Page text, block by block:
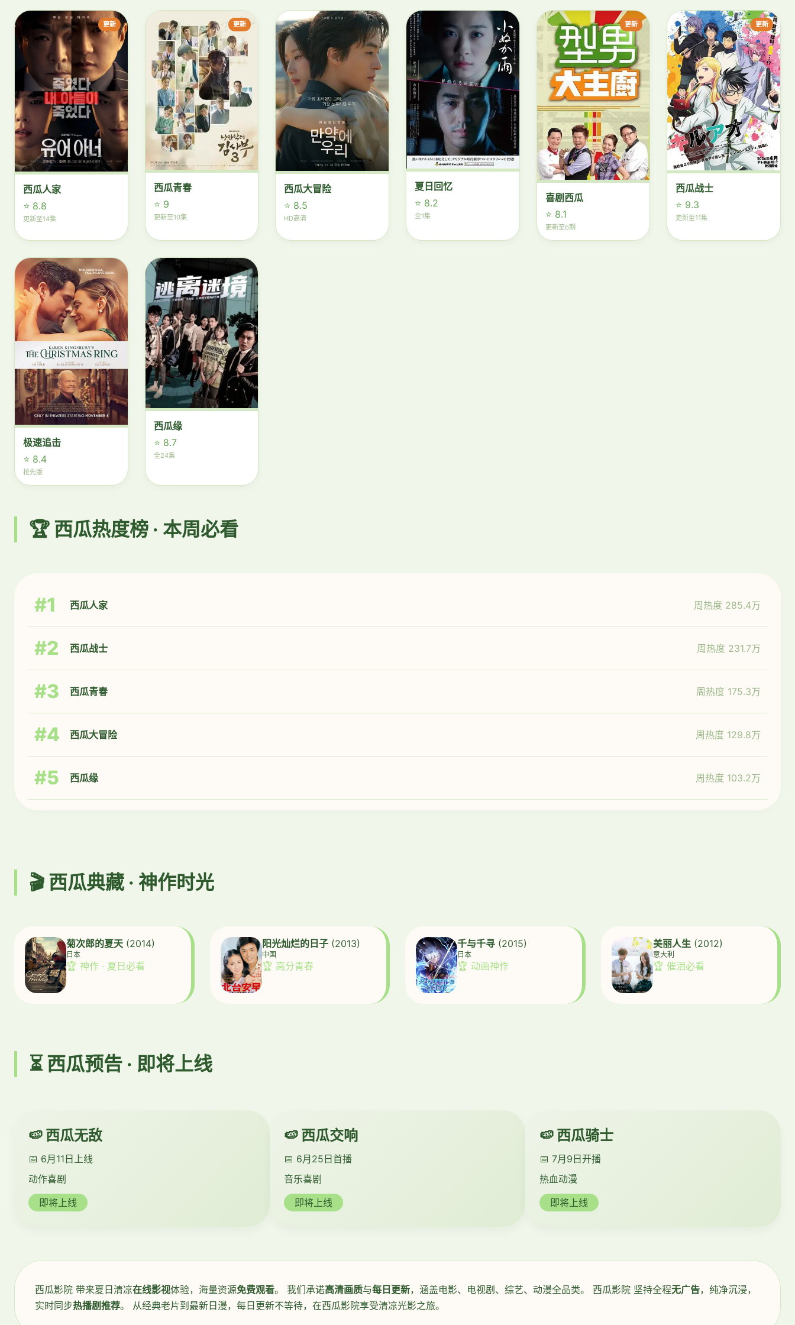
更新
西瓜人家
⭐ 8.8
更新至14集
更新
西瓜青春
⭐ 9
更新至10集
西瓜大冒险
⭐ 8.5
HD高清
夏日回忆
⭐ 8.2
全1集
更新
喜剧西瓜
⭐ 8.1
更新至6期
更新
西瓜战士
⭐ 9.3
更新至11集
极速追击
⭐ 8.4
抢先版
西瓜缘
⭐ 8.7
全24集
🏆 西瓜热度榜 · 本周必看
#1 西瓜人家 周热度 285.4万
#2 西瓜战士 周热度 231.7万
#3 西瓜青春 周热度 175.3万
#4 西瓜大冒险 周热度 129.8万
#5 西瓜缘 周热度 103.2万
🎬 西瓜典藏 · 神作时光
菊次郎的夏天 (2014)
日本
🏆 神作 · 夏日必看
阳光灿烂的日子(2013)
中国
🏆 高分青春
千与千寻 (2015)
日本
🏆 动画神作
美丽人生(2012)
意大利
🏆 催泪必看
⏳ 西瓜预告 · 即将上线
🍉 西瓜无敌
📅 6月11日上线
动作喜剧
即将上线
🍉 西瓜交响
📅 6月25日首播
音乐喜剧
即将上线
🍉 西瓜骑士
📅 7月9日开播
热血动漫
即将上线
西瓜影院 带来夏日清凉在线影视体验，海量资源免费观看。 我们承诺高清画质与每日更新，涵盖电影、电视剧、综艺、动漫全品类。 西瓜影院 坚持全程无广告，纯净沉浸，
实时同步热播剧推荐。 从经典老片到最新日漫，每日更新不等待，在西瓜影院享受清凉光影之旅。